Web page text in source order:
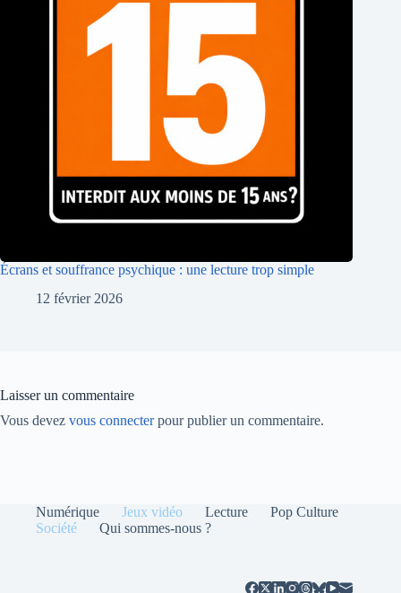
Écrans et souffrance psychique : une lecture trop simple
12 février 2026
Laisser un commentaire
Vous devez vous connecterpour publier un commentaire.
Numérique Jeux vidéo Lecture
Pop Culture
Société
Qui sommes-nous ?